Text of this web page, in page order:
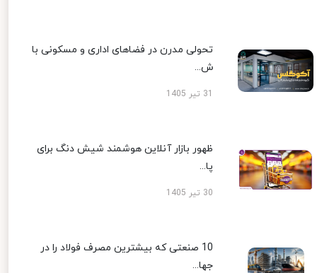
تحولی مدرن در فضاهای اداری و مسکونی با
ش...
ظهور بازار آنلاین هوشمند شیش دنگ برای
پا...
30 تیر 1405
10 صنعتی که بیشترین مصرف فولاد را در
جها...